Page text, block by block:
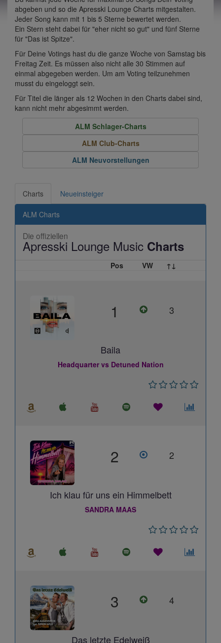
abgeben und so die Apresski Lounge Charts mitgestalten.
Jeder Song kann mit 1 bis 5 Sterne bewertet werden.
Ein Stern steht dabei für "eher nicht so gut" und fünf Sterne
für "Das ist Spitze".
Für Deine Votings hast du die ganze Woche von Samstag bis
Freitag Zeit. Es müssen also nicht alle 30 Stimmen auf
einmal abgegeben werden. Um am Voting teilzunehmen
musst du eingeloggt sein.
Für Titel die länger als 12 Wochen in den Charts dabei sind,
kann nicht mehr abgesimmt werden.
ALM Schlager-Charts
ALM Club-Charts
ALM Neuvorstellungen
Charts Neueinsteiger
ALM Charts
Die offiziellen
Apresski Lounge Music Charts
Pos VW ↑↓
1 3
Baila
Headquarter vs Detuned Nation
2 2
Ich klau für uns ein Himmelbett
SANDRA MAAS
3 4
Das letzte Edelweiß